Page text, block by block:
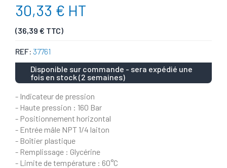
30,33 € HT
(36,39 € TTC)
REF: 37761
Disponible sur commande - sera expédié une
fois en stock (2 semaines)
- Indicateur de pression
- Haute pression : 160 Bar
- Positionnement horizontal
- Entrée mâle NPT 1/4 laiton
- Boîtier plastique
- Remplissage : Glycérine
- Limite de température : 60°C